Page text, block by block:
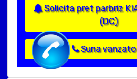
Solicita pret parbriz
(DC)
Suna